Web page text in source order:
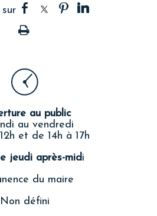
au public
au vendredi
et de 14h à 17h
jeudi après-midi
du maire
Non défini